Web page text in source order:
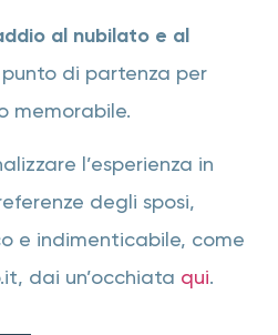
al nubilato e al
punto di partenza per
memorabile.
l’esperienza in
degli sposi,
e indimenticabile, come
dai un’occhiata qui.